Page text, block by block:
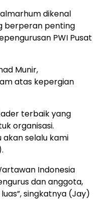
dikenal
berperan penting
PWI Pusat
Munir,
atas kepergian
terbaik yang
organisasi.
akan selalu kami
Indonesia
dan anggota,
singkatnya (Jay)